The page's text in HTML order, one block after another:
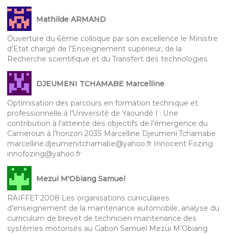
Mathilde ARMAND
Ouverture du 6ème colloque par son excellence le Ministre
d’Etat chargé de l’Enseignement supérieur, de la
Recherche scientifique et du Transfert des technologies
DJEUMENI TCHAMABE Marcelline
Optimisation des parcours en formation technique et
professionnelle à l’Université de Yaoundé I : Une
contribution à l’atteinte des objectifs de l’émergence du
Cameroun à l’horizon 2035 Marcelline Djeumeni Tchamabe
marcelline.djeumenitchamabe@yahoo.fr Innocent Fozing
innofozing@yahoo.fr
Mezui M'Obiang Samuel
RAIFFET 2008 Les organisations curriculaires
d’enseignement de la maintenance automobile, analyse du
curriculum de brevet de technicien maintenance des
systèmes motorisés au Gabon Samuel Mezui M’Obiang